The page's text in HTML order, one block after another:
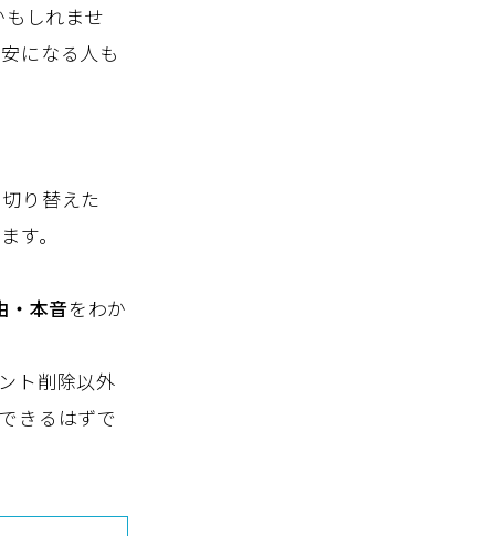
しれませ
になる人も
り替えた
す。
・本音をわか
ト削除以外
きるはずで